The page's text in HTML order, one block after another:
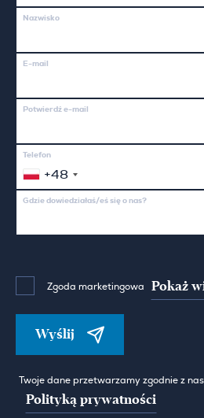
Nazwisko
E-mail
Potwierdź e-mail
Telefon
+48
Gdzie dowiedziałaś/eś się o nas?
Zgoda marketingowa Pokaż
Wyślij
Twoje dane przetwarzamy zgodnie z
Polityką prywatności